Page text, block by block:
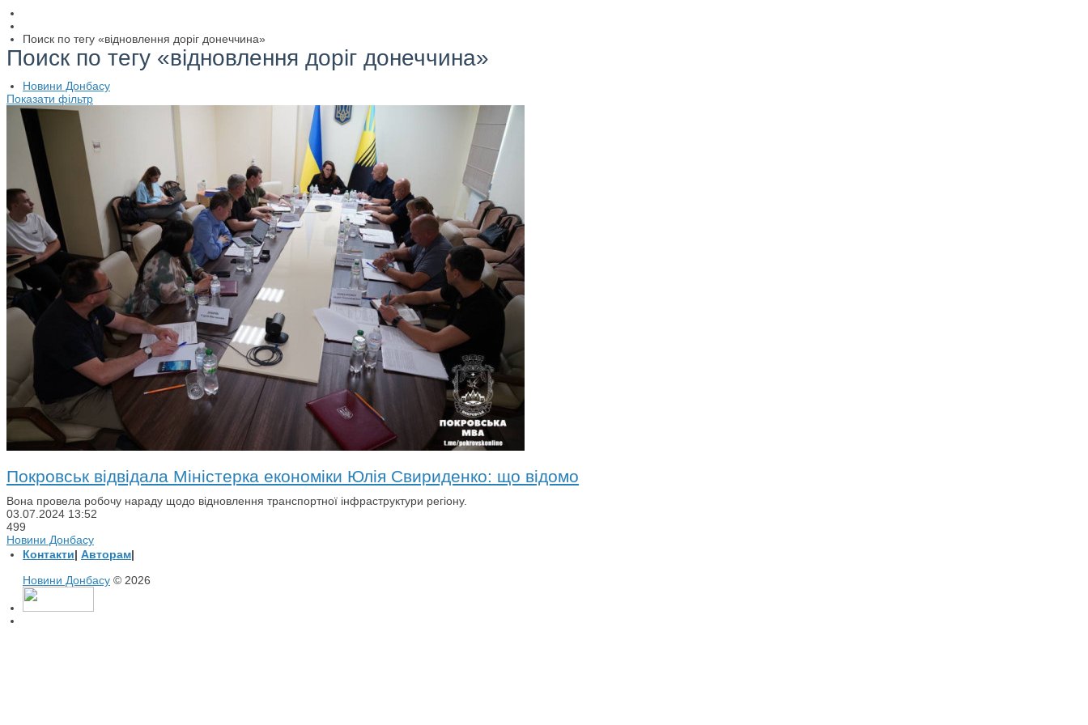
Поиск по тегу «відновлення доріг донеччина»
Поиск по тегу «відновлення доріг донеччина»
Новини Донбасу
Показати фільтр
Покровськ відвідала Міністерка економіки Юлія Свириденко: що відомо
Вона провела робочу нараду щодо відновлення транспортної інфраструктури регіону.
03.07.2024 13:52
499
Новини Донбасу
Контакти| Авторам|
Новини Донбасу © 2026